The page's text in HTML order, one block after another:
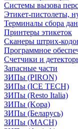
Системы вызова
Этикет-пистолеты,
Терминалы сбора
Принтеры этикеток
Сканеры штрих-
Программное
Счетчики и
Запасные части
ЗИПы (PIRON)
ЗИПы (ICE TECH)
ЗИПы (Resto Italia)
ЗИПы (Kopa)
ЗИПы (Беларусь)
ЗИПы (MACH)